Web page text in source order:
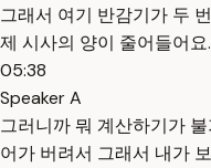
그래서 여기 반감기가 두
제 시사의 양이 줄어들어요.
05:38
Speaker A
그러니까 뭐 계산하기가
어가 버려서 그래서 내가